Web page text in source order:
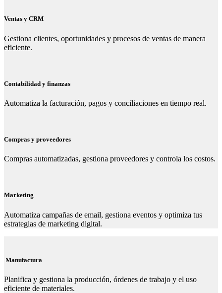
Ventas y CRM
Gestiona clientes, oportunidades y procesos de ventas de manera
eficiente.
Contabilidad y finanzas
Automatiza la facturación, pagos y conciliaciones en tiempo real.
Compras y proveedores
Compras automatizadas, gestiona proveedores y controla los costos.
Marketing
Automatiza campañas de email, gestiona eventos y optimiza tus
estrategias de marketing digital.
Manufactura
Planifica y gestiona la producción, órdenes de trabajo y el uso
eficiente de materiales.